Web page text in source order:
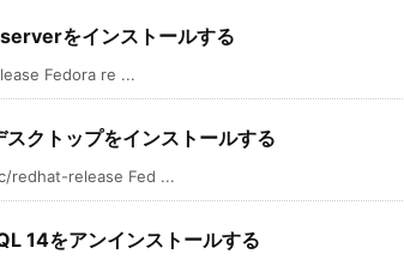
をインストールする
Fedora re ...
クトップをインストールする
redhat-release Fed ...
14をアンインストールする